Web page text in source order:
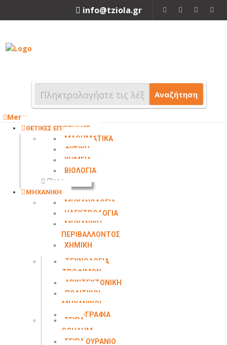
info@tziola.gr
Αναζήτηση
Menu
ΘΕΤΙΚΕΣ ΕΠΙΣΤΗΜΕΣ
ΜΑΘΗΜΑΤΙΚΑ
ΦΥΣΙΚΗ
ΧΗΜΕΙΑ
ΒΙΟΛΟΓΙΑ
Close
ΜΗΧΑΝΙΚΗ
ΜΗΧΑΝΟΛΟΓΙΑ
ΗΛΕΚΤΡΟΛΟΓΙΑ
ΜΗΧΑΝΙΚΗ
ΠΕΡΙΒΑΛΛΟΝΤΟΣ
ΧΗΜΙΚΗ
ΤΕΧΝΟΛΟΓΙΑ
ΤΡΟΦΙΜΩΝ
ΑΡΧΙΤΕΚΤΟΝΙΚΗ
ΠΟΛΙΤΙΚΟΙ
ΜΗΧΑΝΙΚΟΙ
ΤΟΠΟΓΡΑΦΙΑ
ΣΕΙΡΑ
SCHAUM
ΣΕΙΡΑ ΟΥΡΑΝΙΟ